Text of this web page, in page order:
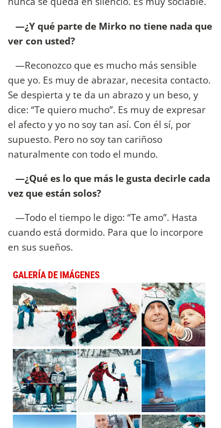
—¿Y qué parte de Mirko no tiene nada que
ver con usted?
—Reconozco que es mucho más sensible
que yo. Es muy de abrazar, necesita contacto.
Se despierta y te da un abrazo y un beso, y
dice: “Te quiero mucho”. Es muy de expresar
el afecto y yo no soy tan así. Con él sí, por
supuesto. Pero no soy tan cariñoso
naturalmente con todo el mundo.
—¿Qué es lo que más le gusta decirle cada
vez que están solos?
—Todo el tiempo le digo: “Te amo”. Hasta
cuando está dormido. Para que lo incorpore
en sus sueños.
GALERÍA DE IMÁGENES